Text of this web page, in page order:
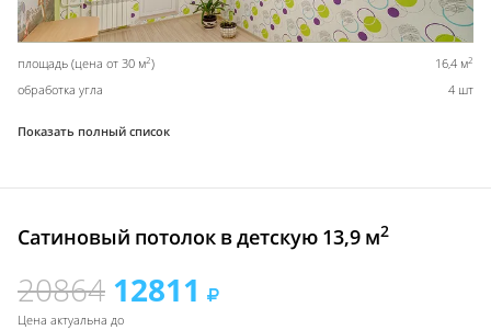
площадь (цена от 30 м2) 16,4 м2
обработка угла 4 шт
Показать полный список
Сатиновый потолок в детскую 13,9 м2
20864 12811
Цена актуальна до